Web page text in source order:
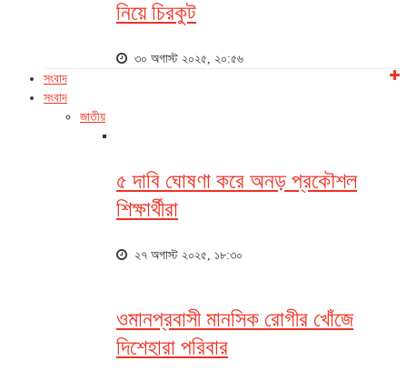
নিয়ে চিরকুট
৩০ অগাস্ট ২০২৫, ২০:৫৬
সংবাদ
সংবাদ
জাতীয়
৫ দাবি ঘোষণা করে অনড় প্রকৌশল
শিক্ষার্থীরা
২৭ অগাস্ট ২০২৫, ১৮:৩০
ওমানপ্রবাসী মানসিক রোগীর খোঁজে
দিশেহারা পরিবার